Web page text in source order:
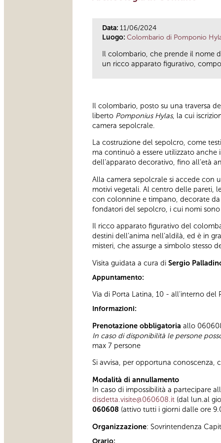
Data: 11/06/2024
Luogo: Colombario di Pomponio
Il colombario, che prende il nome
un ricco apparato figurativo,
Il colombario, posto su una traversa
liberto Pomponius Hylas, la cui
camera sepolcrale.
La costruzione del sepolcro, come
ma continuò a essere utilizzato
dell’apparato decorativo, fino all’età
Alla camera sepolcrale si accede con
motivi vegetali. Al centro delle pareti,
con colonnine e timpano, decorate
fondatori del sepolcro, i cui nomi
Il ricco apparato figurativo del
destini dell’anima nell’aldilà, ed è in
misteri, che assurge a simbolo stesso
Visita guidata a cura di Sergio
Appuntamento:
Via di Porta Latina, 10 - all'interno del
Informazioni:
Prenotazione obbligatoria allo
In caso di disponibilità le persone
max 7 persone
Si avvisa, per opportuna conoscenza,
Modalità di annullamento
In caso di impossibilità a partecipare
disdetta.visite@060608.it (dal lun.al
060608 (attivo tutti i giorni dalle ore
Organizzazione: Sovrintendenza
Orario: